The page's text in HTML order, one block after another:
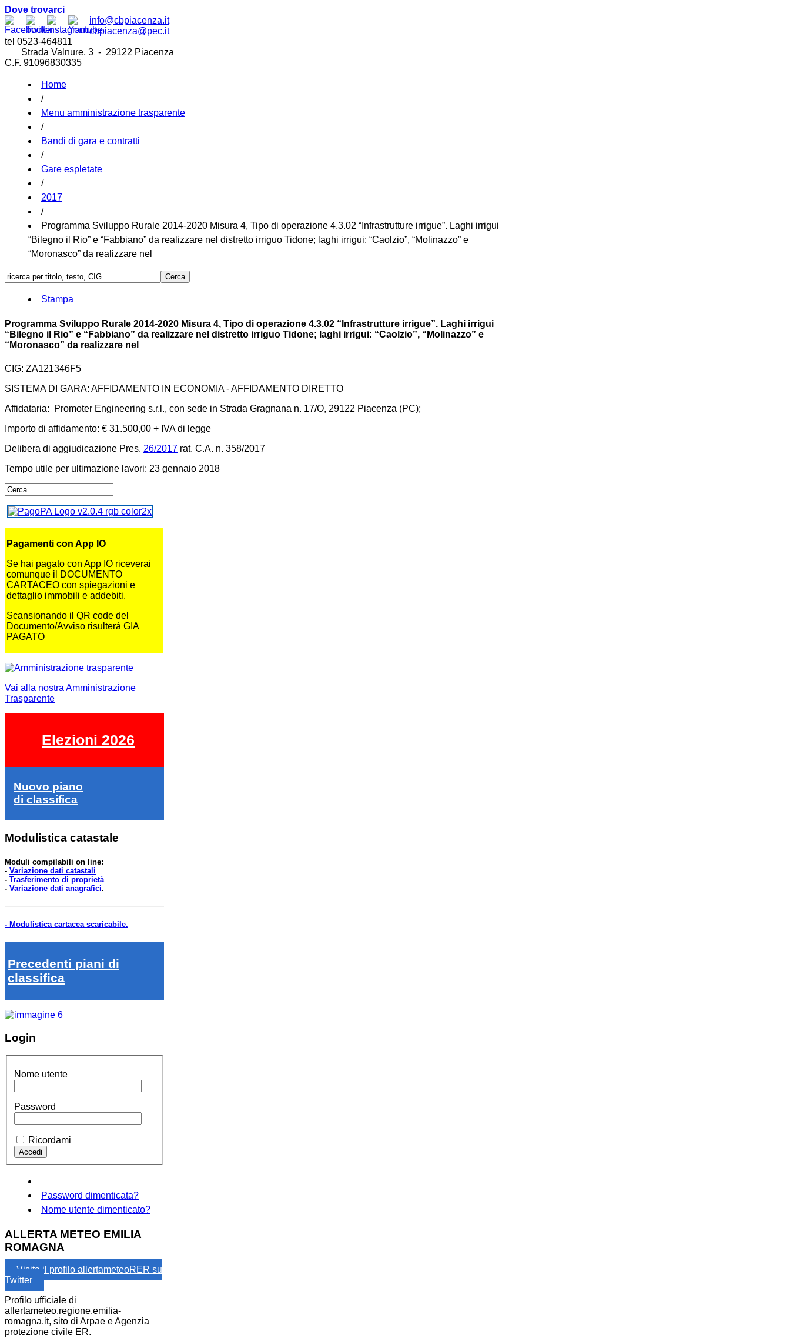
Dove trovarci
info@cbpiacenza.it
cbpiacenza@pec.it
tel 0523-464811
Strada Valnure, 3 - 29122 Piacenza
C.F. 91096830335
Home
/
Menu amministrazione trasparente
/
Bandi di gara e contratti
/
Gare espletate
/
2017
/
Programma Sviluppo Rurale 2014-2020 Misura 4, Tipo di operazione 4.3.02 “Infrastrutture irrigue”. Laghi irrigui
“Bilegno il Rio” e “Fabbiano” da realizzare nel distretto irriguo Tidone; laghi irrigui: “Caolzio”, “Molinazzo” e
“Moronasco” da realizzare nel
Stampa
Programma Sviluppo Rurale 2014-2020 Misura 4, Tipo di operazione 4.3.02 “Infrastrutture irrigue”. Laghi irrigui
“Bilegno il Rio” e “Fabbiano” da realizzare nel distretto irriguo Tidone; laghi irrigui: “Caolzio”, “Molinazzo” e
“Moronasco” da realizzare nel
CIG: ZA121346F5
SISTEMA DI GARA: AFFIDAMENTO IN ECONOMIA - AFFIDAMENTO DIRETTO
Affidataria: Promoter Engineering s.r.l., con sede in Strada Gragnana n. 17/O, 29122 Piacenza (PC);
Importo di affidamento: € 31.500,00 + IVA di legge
Delibera di aggiudicazione Pres. 26/2017 rat. C.A. n. 358/2017
Tempo utile per ultimazione lavori: 23 gennaio 2018
Pagamenti con App IO
Se hai pagato con App IO riceverai
comunque il DOCUMENTO
CARTACEO con spiegazioni e
dettaglio immobili e addebiti.
Scansionando il QR code del
Documento/Avviso risulterà GIA
PAGATO
Vai alla nostra Amministrazione
Trasparente
Elezioni 2026
Nuovo piano
di classifica
Modulistica catastale
Moduli compilabili on line:
- Variazione dati catastali
- Trasferimento di proprietà
- Variazione dati anagrafici.
- Modulistica cartacea scaricabile.
Precedenti piani di
classifica
Login
Nome utente
Password
Ricordami
Password dimenticata?
Nome utente dimenticato?
ALLERTA METEO EMILIA
ROMAGNA
Visita il profilo allertameteoRER su
Twitter
Profilo ufficiale di
allertameteo.regione.emilia-
romagna.it, sito di Arpae e Agenzia
protezione civile ER.